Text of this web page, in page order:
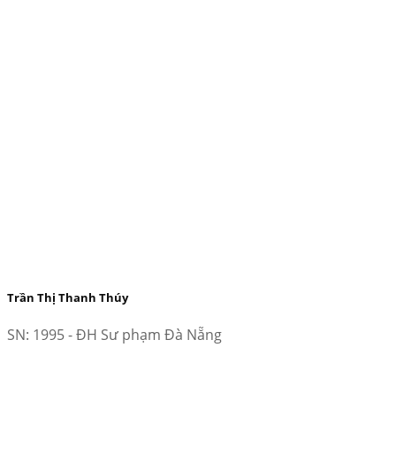
Trần Thị Thanh Thúy
SN: 1995 - ĐH Sư phạm Đà Nẵng